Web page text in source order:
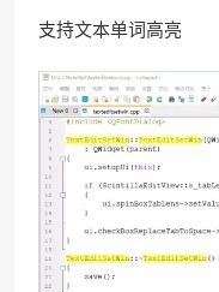
支持文本单词高亮